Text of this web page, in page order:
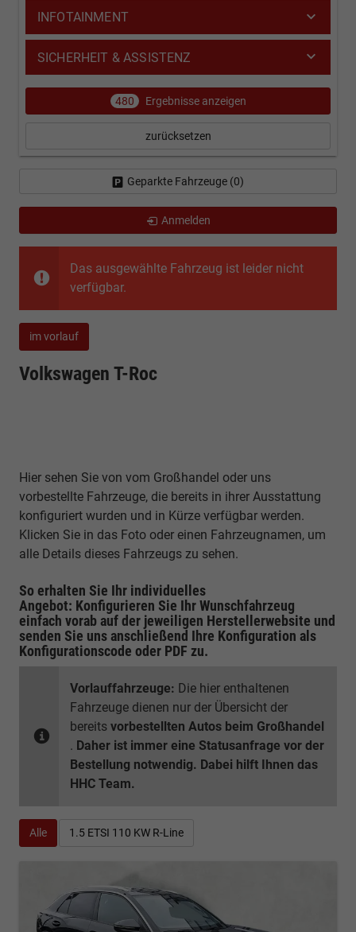
Das ausgewählte Fahrzeug ist leider nicht
verfügbar.
im vorlauf
Volkswagen T-Roc
Hier sehen Sie von vom Großhandel oder uns
vorbestellte Fahrzeuge, die bereits in ihrer Ausstattung
konfiguriert wurden und in Kürze verfügbar werden.
Klicken Sie in das Foto oder einen Fahrzeugnamen, um
alle Details dieses Fahrzeugs zu sehen.
So erhalten Sie Ihr individuelles
Angebot: Konfigurieren Sie Ihr Wunschfahrzeug
einfach vorab auf der jeweiligen Herstellerwebsite und
senden Sie uns anschließend Ihre Konfiguration als
Konfigurationscode oder PDF zu.
Vorlauffahrzeuge: Die hier enthaltenen
Fahrzeuge dienen nur der Übersicht der
bereits vorbestellten Autos beim Großhandel
. Daher ist immer eine Statusanfrage vor der
Bestellung notwendig. Dabei hilft Ihnen das
HHC Team.
Alle 1.5 ETSI 110 KW R-Line
INFOTAINMENT
SICHERHEIT & ASSISTENZ
480 Ergebnisse anzeigen
zurücksetzen
Geparkte Fahrzeuge (0)
Anmelden